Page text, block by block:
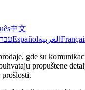
中文
Españolالعربية
gde su
propuštene